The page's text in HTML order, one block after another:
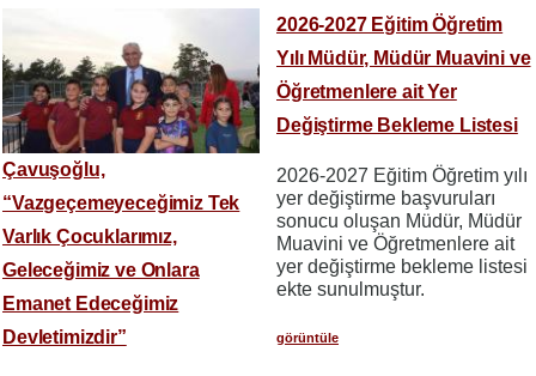
Çavuşoğlu,
“Vazgeçemeyeceğimiz Tek
Varlık Çocuklarımız,
Geleceğimiz ve Onlara
Emanet Edeceğimiz
Devletimizdir”
2026-2027 Eğitim Öğretim
Yılı Müdür, Müdür Muavini ve
Öğretmenlere ait Yer
Değiştirme Bekleme Listesi
2026-2027 Eğitim Öğretim yılı
yer değiştirme başvuruları
sonucu oluşan Müdür, Müdür
Muavini ve Öğretmenlere ait
yer değiştirme bekleme listesi
ekte sunulmuştur.
görüntüle